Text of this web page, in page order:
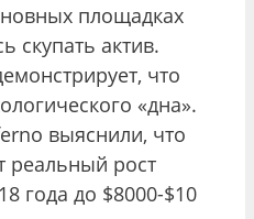
площадках
скупать актив.
что
«дна».
выяснили, что
реальный рост
года до $8000-$10